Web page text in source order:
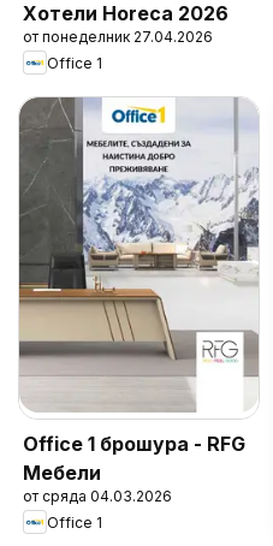
Хотели Horeca 2026
от понеделник 27.04.2026
Office 1
Office 1 брошура - RFG
Мебели
от сряда 04.03.2026
Office 1